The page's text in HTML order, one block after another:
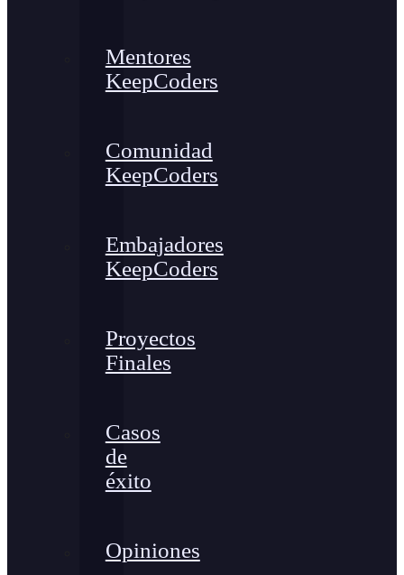
Mentores
KeepCoders
Comunidad
KeepCoders
Embajadores
KeepCoders
Proyectos
Finales
Casos
de
éxito
Opiniones